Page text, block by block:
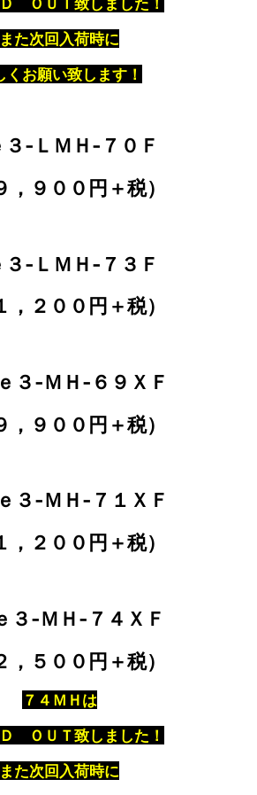
また次回入荷時に
くお願い致します！
‐ＬＭＨ‐７０Ｆ
，９００円＋税）
‐ＬＭＨ‐７３Ｆ
，２００円＋税）
‐ＭＨ‐６９ＸＦ
，９００円＋税）
‐ＭＨ‐７１ＸＦ
，２００円＋税）
‐ＭＨ‐７４ＸＦ
，５００円＋税）
７４ＭＨは
ＯＵＴ致しました！
また次回入荷時に